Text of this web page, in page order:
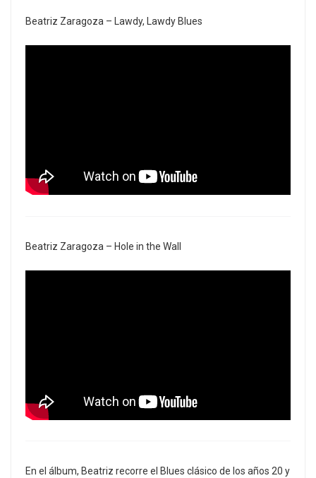
Beatriz Zaragoza – Lawdy, Lawdy Blues
Beatriz Zaragoza – Hole in the Wall
En el álbum, Beatriz recorre el Blues clásico de los años 20 y